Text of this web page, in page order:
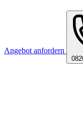
Angebot anfordern